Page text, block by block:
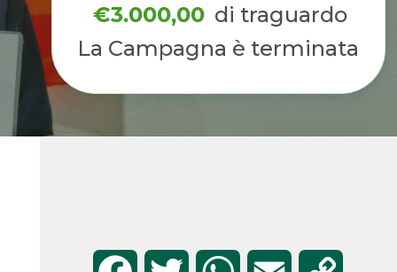
€3.000,00 di traguardo
La Campagna è terminata